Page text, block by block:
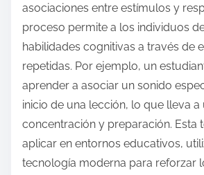
asociaciones entre estímulos y
proceso permite a los individuos
habilidades cognitivas a través de
repetidas. Por ejemplo, un
aprender a asociar un sonido
inicio de una lección, lo que lleva
concentración y preparación. Esta
aplicar en entornos educativos,
tecnología moderna para reforzar